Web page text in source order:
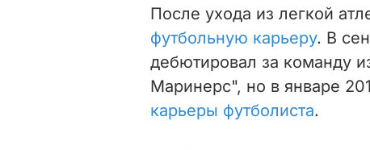
После ухода из легкой
футбольную карьеру. В
дебютировал за команду
Маринерс", но в январе
карьеры футболиста.